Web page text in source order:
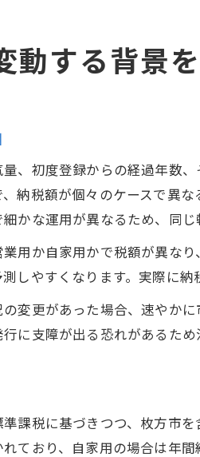
枚方市で軽貨物の納税額を
軽貨物の納税額確認は
軽貨物の納税額誤認
軽貨物の経年重課税はいつ
軽貨物の経年重課税
経年で軽貨物税額が
軽貨物税が12900円に
軽貨物自動車税の納
動する背景
、初度登録からの経過年数
納税額が個々のケースで異
かな運用が異なるため、同じ
用か自家用かで税額が異な
しやすくなります。実際に
変更があった場合、速やか
に支障が出る恐れがあるため
課税に基づきつつ、枚方市
ており、自家用の場合は年